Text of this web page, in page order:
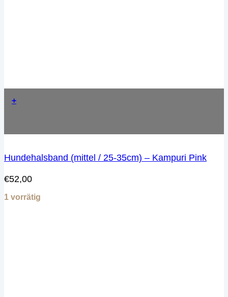
+
Hundehalsband (mittel / 25-35cm) – Kampuri Pink
€52,00
1 vorrätig